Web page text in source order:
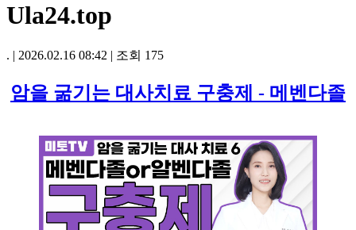
Ula24.top
. | 2026.02.16 08:42 | 조회 175
암을 굶기는 대사치료 구충제 - 메벤다졸